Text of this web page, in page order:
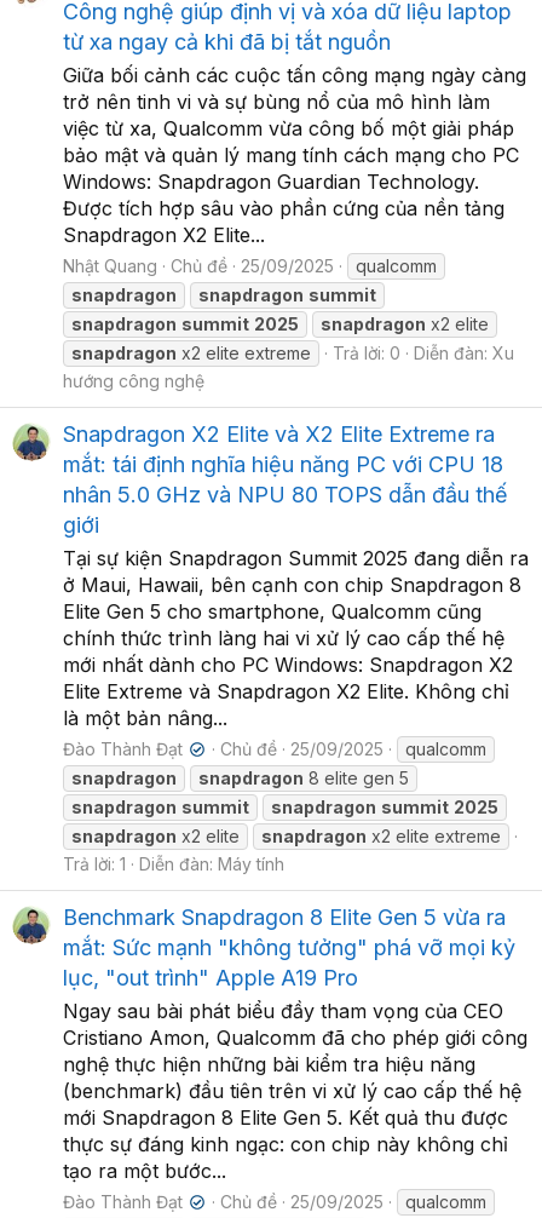
Công nghệ giúp định vị và xóa dữ liệu laptop
từ xa ngay cả khi đã bị tắt nguồn
Giữa bối cảnh các cuộc tấn công mạng ngày càng
trở nên tinh vi và sự bùng nổ của mô hình làm
việc từ xa, Qualcomm vừa công bố một giải pháp
bảo mật và quản lý mang tính cách mạng cho PC
Windows: Snapdragon Guardian Technology.
Được tích hợp sâu vào phần cứng của nền tảng
Snapdragon X2 Elite...
Nhật Quang Chủ đề 25/09/2025
qualcomm
snapdragon
snapdragon summit
snapdragon summit 2025 snapdragon x2 elite
snapdragon x2 elite extreme Trả lời: 0 Diễn đàn: Xu
hướng công nghệ
Snapdragon X2 Elite và X2 Elite Extreme ra
mắt: tái định nghĩa hiệu năng PC với CPU 18
nhân 5.0 GHz và NPU 80 TOPS dẫn đầu thế
giới
Tại sự kiện Snapdragon Summit 2025 đang diễn ra
ở Maui, Hawaii, bên cạnh con chip Snapdragon 8
Elite Gen 5 cho smartphone, Qualcomm cũng
chính thức trình làng hai vi xử lý cao cấp thế hệ
mới nhất dành cho PC Windows: Snapdragon X2
Elite Extreme và Snapdragon X2 Elite. Không chỉ
là một bản nâng...
Đào Thành Đạt ✔ Chủ đề 25/09/2025
qualcomm
snapdragon
snapdragon 8 elite gen 5
snapdragon summit snapdragon summit 2025
snapdragon x2 elite snapdragon x2 elite extreme
Trả lời: 1
Diễn đàn: Máy tính
Benchmark Snapdragon 8 Elite Gen 5 vừa ra
mắt: Sức mạnh "không tưởng" phá vỡ mọi kỷ
lục, "out trình" Apple A19 Pro
Ngay sau bài phát biểu đầy tham vọng của CEO
Cristiano Amon, Qualcomm đã cho phép giới công
nghệ thực hiện những bài kiểm tra hiệu năng
(benchmark) đầu tiên trên vi xử lý cao cấp thế hệ
mới Snapdragon 8 Elite Gen 5. Kết quả thu được
thực sự đáng kinh ngạc: con chip này không chỉ
tạo ra một bước...
Đào Thành Đạt ✔ Chủ đề 25/09/2025
qualcomm